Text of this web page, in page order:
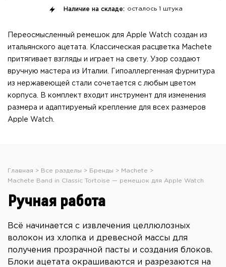
Наличие на складе: осталось 1 штука
Переосмысленный ремешок для Apple Watch создан из
итальянского ацетата. Классическая расцветка Machete
притягивает взгляды и играет на свету. Узор создают
вручную мастера из Италии. Гипоаллергенная фурнитура
из нержавеющей стали сочетается с любым цветом
корпуса. В комплект входит инструмент для изменения
размера и адаптируемый крепление для всех размеров
Apple Watch.
Главная Все разделы Бренды
Machete
Machete Band in Classic Tortoise — ремешок для Apple Watch
Ручная работа
Всё начинается с извлечения целлюлозных
волокон из хлопка и древесной массы для
получения прозрачной пасты и создания блоков.
Блоки ацетата окрашиваются и разрезаются на